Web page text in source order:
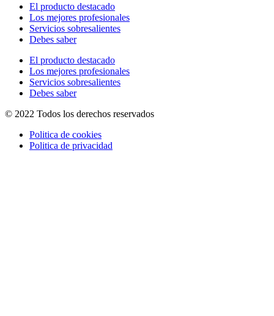
El producto destacado
Los mejores profesionales
Servicios sobresalientes
Debes saber
El producto destacado
Los mejores profesionales
Servicios sobresalientes
Debes saber
© 2022 Todos los derechos reservados
Politica de cookies
Politica de privacidad